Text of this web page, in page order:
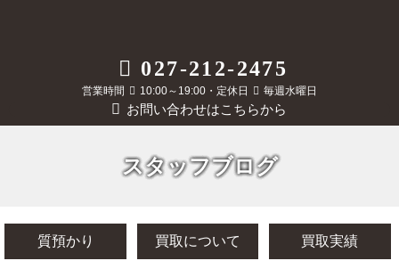
質屋かんてい局
前橋店
027-212-2475
営業時間 10:00～19:00・定休日 毎週水曜日
お問い合わせはこちらから
スタッフブログ
質預かり 買取について 買取実績